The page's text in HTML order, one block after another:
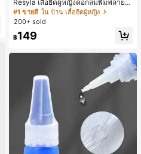
Resyla เสื้อยืดผู้หญิงคอกลมพิมพ์ลายด
อกไม้ 3D ลายพิมพ์
#1 ขายดี ใน บ้าน เสื้อยืดผู้หญิง
200+ sold
฿149